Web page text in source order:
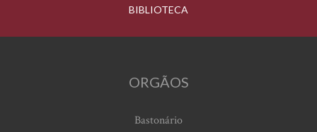
BIBLIOTECA
ORGÃOS
Bastonário